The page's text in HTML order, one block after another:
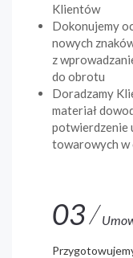
Klientów
Dokonujemy
nowych
z
do obrotu
Doradzamy
materiał
potwierdzenie
towarowych w
03